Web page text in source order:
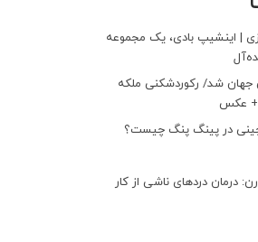
| اینشیپ بادی، یک مجموعه
زن جهان شد/ رکوردشکنی ملکه
+ عکس
چینی در پینگ پنگ چیست؟
درمان دردهای ناشی از کار